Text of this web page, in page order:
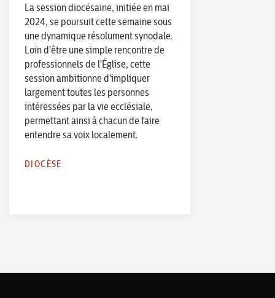
La session diocésaine, initiée en mai
2024, se poursuit cette semaine sous
une dynamique résolument synodale.
Loin d'être une simple rencontre de
professionnels de l'Église, cette
session ambitionne d'impliquer
largement toutes les personnes
intéressées par la vie ecclésiale,
permettant ainsi à chacun de faire
entendre sa voix localement.
DIOCÈSE